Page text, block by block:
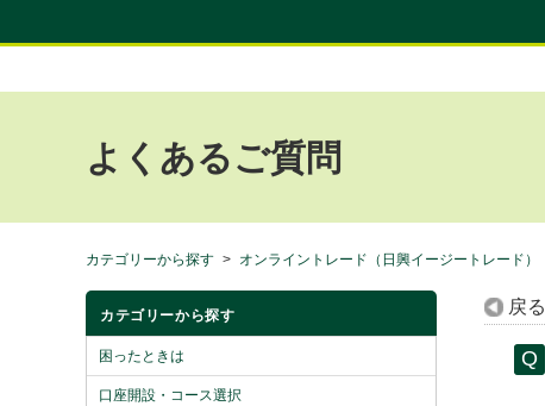
よくあるご質問
カテゴリーから探す > オンライントレード（日興イージートレード）
カテゴリーから探す
困ったときは
口座開設・コース選択
戻る